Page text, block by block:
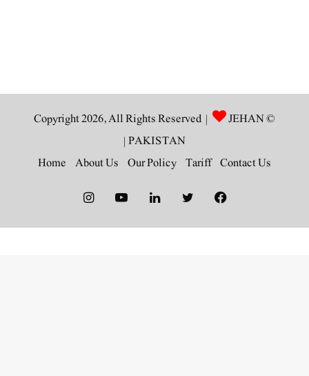
© Copyright 2026, All Rights Reserved |
JEHAN
PAKISTAN
|
Contact Us
Tariff
Our Policy
About Us
Home
Facebook
Twitter
LinkedIn
YouTube
Instagram